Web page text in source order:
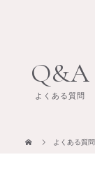
Q&A
よくある質問
よくある質問